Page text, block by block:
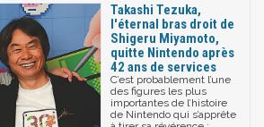
Takashi Tezuka,
l'éternal bras droit de
Shigeru Miyamoto,
quitte Nintendo après
42 ans de services
C’est probablement l’une
des figures les plus
importantes de l’histoire
de Nintendo qui s’apprête